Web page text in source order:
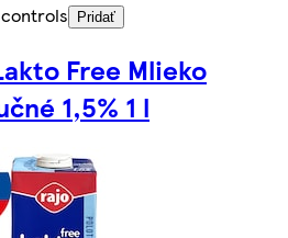
Pridať
Free Mlieko
1,5% 1 l